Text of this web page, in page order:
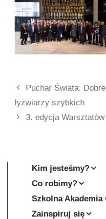
Puchar Świata:
łyżwiarzy szybkich
3. edycja
Kim jesteśmy?
Co robimy?
Szkolna
Zainspiruj się